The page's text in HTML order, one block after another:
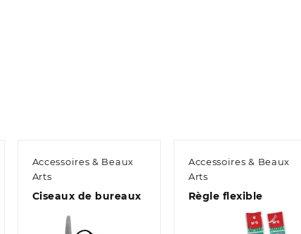
Accessoires & Beaux
Arts
Ciseaux de bureaux
Accessoires & Beaux
Arts
Règle flexible